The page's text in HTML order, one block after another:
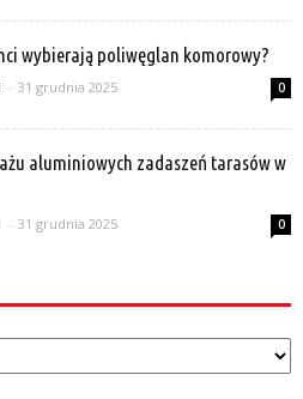
wybierają poliwęglan komorowy?
- 31 grudnia 2025 0
aluminiowych zadaszeń tarasów w
- 31 grudnia 2025 0